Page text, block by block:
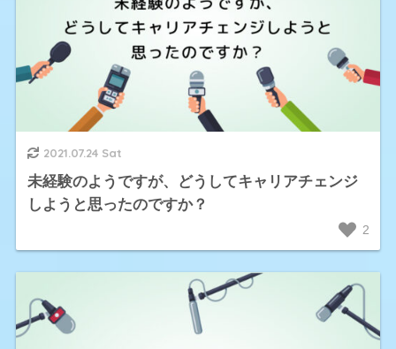
2021.07.24 Sat
未経験のようですが、どうしてキャリアチェンジ
しようと思ったのですか？
2